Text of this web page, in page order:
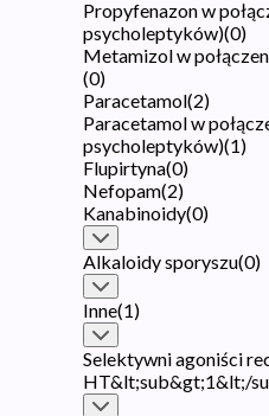
Propyfenazon w
psycholeptyków)(0)
Metamizol w
(0)
Paracetamol(2)
Paracetamol w
psycholeptyków)(1)
Flupirtyna(0)
Nefopam(2)
Kanabinoidy(0)
Alkaloidy sporyszu(0)
Inne(1)
Selektywni agoniści
HT&lt;sub&gt;1&lt;/